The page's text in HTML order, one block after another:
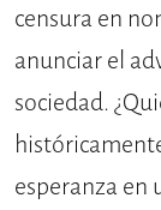
censura en
anunciar el
sociedad.
esperanza